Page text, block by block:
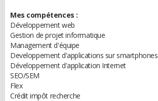
Mes compétences :
Développement web
Gestion de projet informatique
Management d'équipe
Developpement d'applications sur smartphones
Développement d'application Internet
SEO/SEM
Flex
Crédit impôt recherche